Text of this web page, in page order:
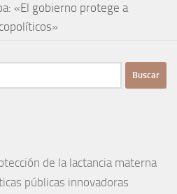
«El gobierno protege a
de la lactancia materna
públicas innovadoras